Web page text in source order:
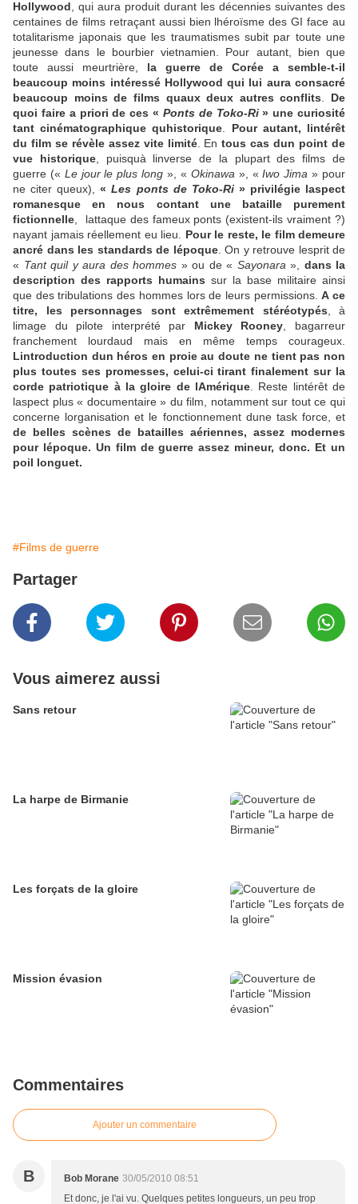
Hollywood , qui aura produit durant les décennies suivantes des
centaines de films retraçant aussi bien lhéroïsme des GI face au
totalitarisme japonais que les traumatismes subit par toute une
jeunesse dans le bourbier vietnamien. Pour autant, bien que
toute aussi meurtrière, la guerre de Corée a semble-t-il
beaucoup moins intéressé Hollywood qui lui aura consacré
beaucoup moins de films quaux deux autres conflits
De
quoi faire a priori de ces « Ponts de Toko-Ri» une curiosité
tant cinématographique quhistorique
Pour autant, lintérêt
du film se révèle assez vite limité. Entous cas dun point de
vue historique, puisquà linverse de la plupart des films de
guerre (« Le jour le plus long », « Okinawa », «Iwo Jima » pour
ne citer queux),«Les ponts de Toko-Ri» privilégie laspect
romanesque en nous contant une bataille purement
fictionnelle
lattaque des fameux ponts (existent-ils vraiment ?)
nayant jamais réellement eu lieu. Pour le reste, le film demeure
ancré dans les standards de lépoque. On y retrouve lesprit de
« Tant quil y aura des hommes » ou de « Sayonara », dans la
description des rapports humains sur la base militaire ainsi
que des tribulations des hommes lors de leurs permissions.A ce
titre, les personnages sont extrêmement stéréotypés , à
limage du pilote interprété par Mickey Rooney , bagarreur
franchement lourdaud mais en même temps courageux.
Lintroduction dun héros en proie au doute ne tient pas non
plus toutes ses promesses, celui-ci tirant finalement sur la
corde patriotique à la gloire de lAmérique . Reste lintérêt de
laspect plus « documentaire » du film, notamment sur tout ce qui
concerne lorganisation et le fonctionnement dune task force, et
de belles scènes de batailles aériennes, assez modernes
pour lépoque. Un film de guerre assez mineur, donc. Et un
poil longuet.
#Films de guerre
Partager
Vous aimerez aussi
Sans retour
La harpe de Birmanie
Les forçats de la gloire
Mission évasion
Commentaires
Ajouter un commentaire
B Bob Morane 30/05/2010 08:51
Et donc, je l'ai vu. Quelques petites longueurs, un peu trop